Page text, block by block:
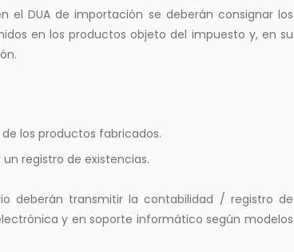
el DUA de importación se deberán consignar los
en los productos objeto del impuesto y, en su
los productos fabricados.
registro de existencias.
deberán transmitir la contabilidad / registro de
y en soporte informático según modelos